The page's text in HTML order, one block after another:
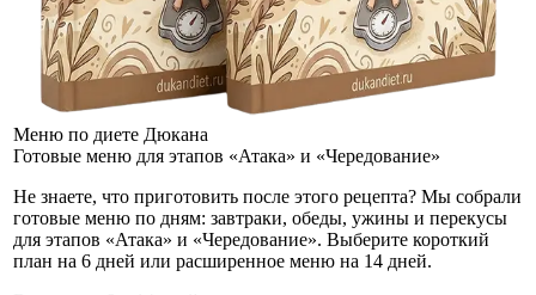
Меню по диете Дюкана
Готовые меню для этапов «Атака» и «Чередование»
Не знаете, что приготовить после этого рецепта? Мы собрали
готовые меню по дням: завтраки, обеды, ужины и перекусы
для этапов «Атака» и «Чередование». Выберите короткий
план на 6 дней или расширенное меню на 14 дней.